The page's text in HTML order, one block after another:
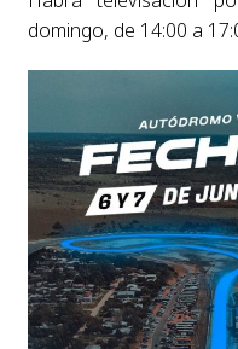
domingo, de 14:00 a